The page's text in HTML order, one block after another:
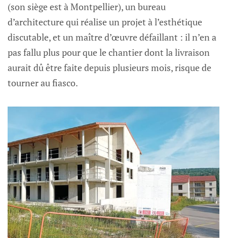
(son siège est à Montpellier), un bureau
d’architecture qui réalise un projet à l’esthétique
discutable, et un maître d’œuvre défaillant : il n’en a
pas fallu plus pour que le chantier dont la livraison
aurait dû être faite depuis plusieurs mois, risque de
tourner au fiasco.